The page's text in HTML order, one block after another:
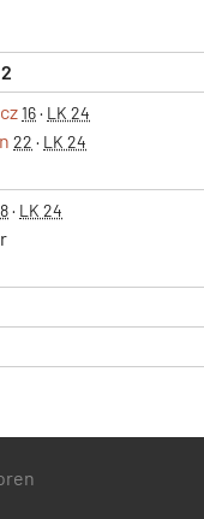
16· LK 24
22 · LK 24
· LK 24